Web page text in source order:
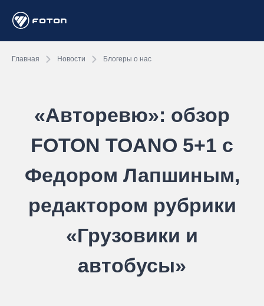
Главная Новости Блогеры о нас
«Авторевю»: обзор
FOTON TOANO 5+1 с
Федором Лапшиным,
редактором рубрики
«Грузовики и
автобусы»